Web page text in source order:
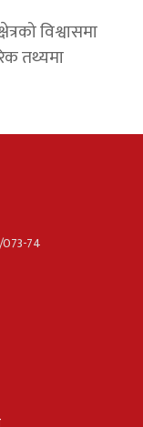
विश्वासमा
तथ्यमा
74